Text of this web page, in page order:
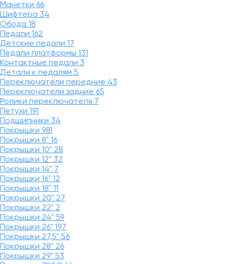
Манетки 66
Шифтера 34
Обода 18
Педали 162
Детские педали 17
Педали платформы 131
Контактные педали 3
Детали к педалям 5
Переключатели передние 43
Переключатели задние 65
Ролики переключателя 7
Петухи 191
Подшипники 34
Покрышки 981
Покрышки 8" 16
Покрышки 10" 28
Покрышки 12" 32
Покрышки 14" 7
Покрышки 16" 12
Покрышки 18" 11
Покрышки 20" 27
Покрышки 22" 2
Покрышки 24" 59
Покрышки 26" 197
Покрышки 27,5" 56
Покрышки 28" 26
Покрышки 29" 53